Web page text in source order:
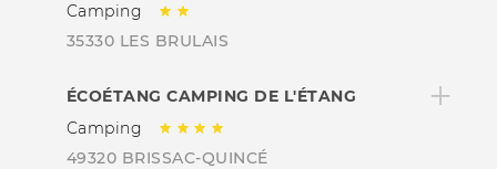
Camping
35330 LES BRULAIS
ÉCOÉTANG CAMPING DE L'ÉTANG
Camping
49320 BRISSAC-QUINCÉ